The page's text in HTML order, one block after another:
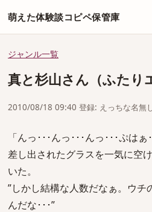
萌えた体験談コピペ保管庫
ジャンル一覧
真と杉山さん（ふたり
2010/08/18 09:40 登録: えっちな名無
「んっ･･･んっ･･･んっ･･･ぷはぁ･
差し出されたグラスを一気に空
いた。
”しかし結構な人数だなぁ。ウチ
んだな･･･”